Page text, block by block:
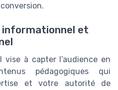
et
à capter l’audience en
pédagogiques qui
et votre autorité de